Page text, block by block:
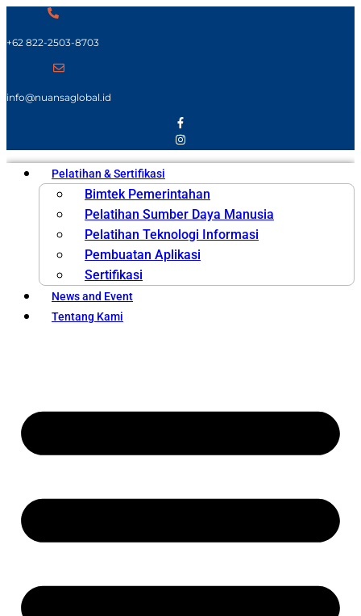
+62 822-2503-8703
info@nuansaglobal.id
Pelatihan & Sertifikasi
Bimtek Pemerintahan
Pelatihan Sumber Daya Manusia
Pelatihan Teknologi Informasi
Pembuatan Aplikasi
Sertifikasi
News and Event
Tentang Kami